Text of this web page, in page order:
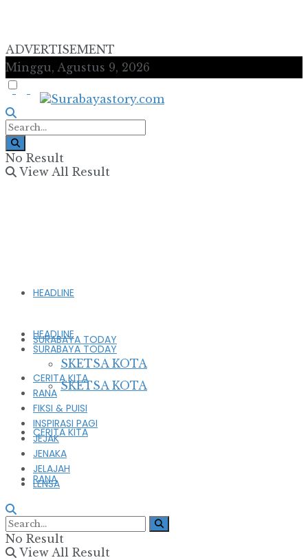
ADVERTISEMENT
Minggu, Agustus 9, 2026
No Result
View All Result
HEADLINE
SURABAYA TODAY
SKETSA KOTA
CERITA KITA
RANA
FIKSI & PUISI
HEADLINE
SURABAYA TODAY
SKETSA KOTA
CERITA KITA
RANA
FIKSI & PUISI
INSPIRASI PAGI
JEJAK
JENAKA
JELAJAH
LENSA
No Result
View All Result